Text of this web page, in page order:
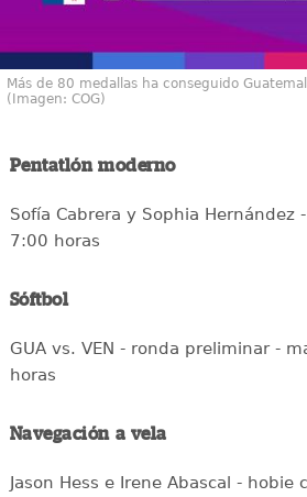
Más de 80 medallas ha conseguido
(Imagen: COG)
Pentatlón moderno
Sofía Cabrera y Sophia Hernández
7:00 horas
Sóftbol
GUA vs. VEN - ronda preliminar -
horas
Navegación a vela
Jason Hess e Irene Abascal -